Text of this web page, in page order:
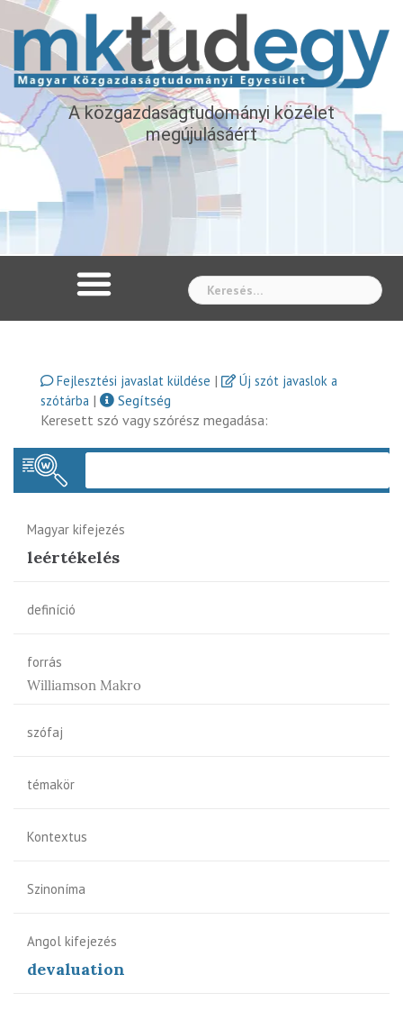
A közgazdaságtudományi közélet
megújulásáért
Fejlesztési javaslat küldése |
Új szót javaslok a
szótárba |
Segítség
Keresett szó vagy szórész megadása:
Magyar kifejezés
leértékelés
definíció
forrás
Williamson Makro
szófaj
témakör
Kontextus
Szinoníma
Angol kifejezés
devaluation